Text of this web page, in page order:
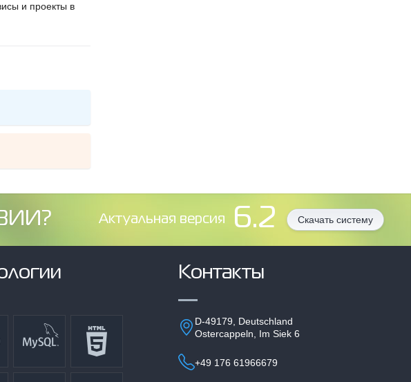
и проекты в
Aктуальная версия 6.2 Скачать систему
Контакты
D-49179, Deutschland
Ostercappeln, Im Siek 6
+49 176 61966679